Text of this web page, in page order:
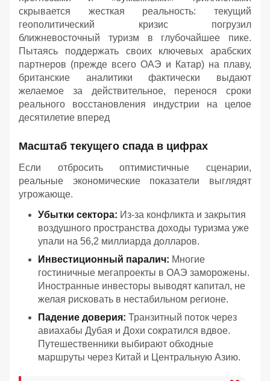
скрывается жесткая реальность: текущий
геополитический кризис погрузил
ближневосточный туризм в глубочайшее пике.
Пытаясь поддержать своих ключевых арабских
партнеров (прежде всего ОАЭ и Катар) на плаву,
британские аналитики фактически выдают
желаемое за действительное, перенося сроки
реального восстановления индустрии на целое
десятилетие вперед
Масштаб текущего спада в цифрах
Если отбросить оптимистичные сценарии,
реальные экономические показатели выглядят
угрожающе.
Убытки сектора: Из-за конфликта и закрытия
воздушного пространства доходы туризма уже
упали на 56,2 миллиарда долларов.
Инвестиционный паралич: Многие
гостиничные мегапроекты в ОАЭ заморожены.
Иностранные инвесторы выводят капитал, не
желая рисковать в нестабильном регионе.
Падение доверия: Транзитный поток через
авиахабы Дубая и Дохи сократился вдвое.
Путешественники выбирают обходные
маршруты через Китай и Центральную Азию.